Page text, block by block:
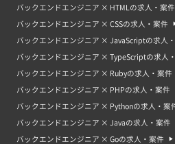
バックエンドエンジニア案件は、特に経験
しかし、基本的にITの知識やプログラミン
ログラムなどを提示することで、自身のス
す。 未経験者の場合は、ライバルの経験者
バックエンドエンジニア案件・求人の将
アのキャリア
サイトやアプリは、ユーザーからのリクエ
ータの処理や操作を行うことが基本です。
バックエンドエンジニア × HTMLの求人・案件
バックエンドエンジニア × CSSの求人・案件
バックエンドエンジニア × JavaScriptの求人
バックエンドエンジニア × TypeScriptの求人
バックエンドエンジニア × Rubyの求人・案件
バックエンドエンジニア × PHPの求人・案件
バックエンドエンジニア × Pythonの求人・案
バックエンドエンジニア × Javaの求人・案件
バックエンドエンジニア × Goの求人・案件